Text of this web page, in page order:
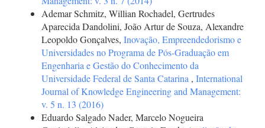
Ademar Schmitz, Willian Rochadel, Gertrudes
Aparecida Dandolini, João Artur de Souza, Alexandre
Leopoldo Gonçalves, Inovação, Empreendedorismo e
Universidades no Programa de Pós-Graduação em
Engenharia e Gestão do Conhecimento da
Universidade Federal de Santa Catarina , International
Journal of Knowledge Engineering and Management:
v. 5 n. 13 (2016)
Eduardo Salgado Nader, Marcelo Nogueira